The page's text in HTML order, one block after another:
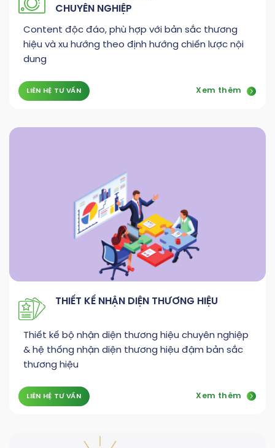
CHUYÊN NGHIỆP
Content độc đáo, phù hợp với bản sắc thương
hiệu và xu hướng theo định hướng chiến lược nội
dung
LIÊN HỆ TƯ VẤN Xem thêm
THIẾT KẾ NHẬN DIỆN THƯƠNG HIỆU
Thiết kế bộ nhận diện thương hiệu chuyên nghiệp
& hệ thống nhận diện thương hiệu đậm bản sắc
thương hiệu
LIÊN HỆ TƯ VẤN Xem thêm